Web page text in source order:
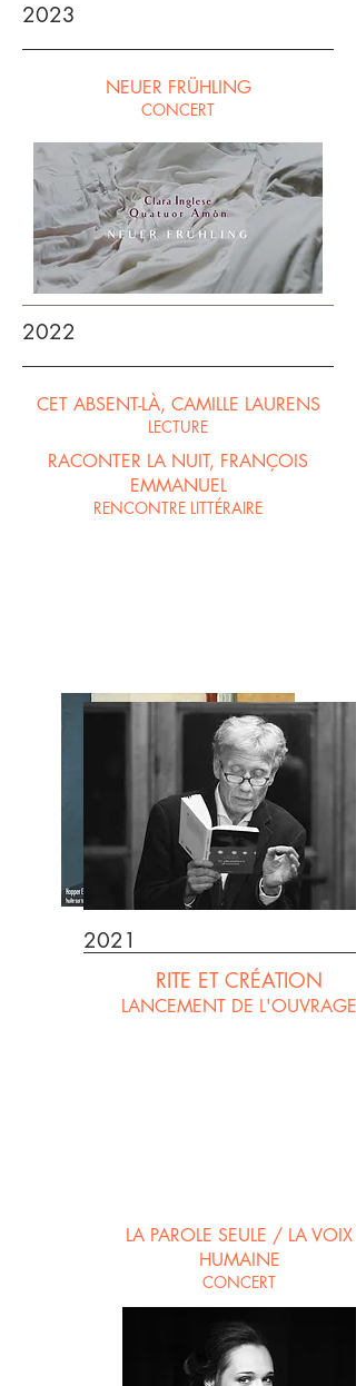
2023
NEUER FRÜHLING
CONCERT
2022
CET ABSENT-LÀ, CAMILLE LAURENS
LECTURE
RACONTER LA NUIT, FRANÇOIS
EMMANUEL
RENCONTRE LITTÉRAIRE
2021
RITE ET CRÉATION
LANCEMENT DE L'OUVRAGE
LA PAROLE SEULE / LA VOIX
HUMAINE
CONCERT